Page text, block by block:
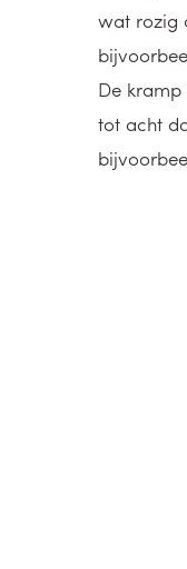
wat rozig
De
tot acht